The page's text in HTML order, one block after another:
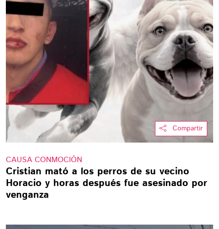
Compartir
CAUSA CONMOCIÓN
Cristian mató a los perros de su vecino
Horacio y horas después fue asesinado por
venganza